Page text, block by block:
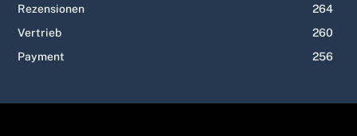
Rezensionen
264
Vertrieb
260
Payment
256